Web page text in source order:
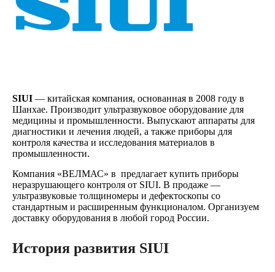
SIUI — китайская компания, основанная в 2008 году в
Шанхае. Производит ультразвуковое оборудование для
медицины и промышленности. Выпускают аппараты для
диагностики и лечения людей, а также приборы для
контроля качества и исследования материалов в
промышленности.
Компания «ВЕЛМАС» в предлагает купить приборы
неразрушающего контроля от SIUI. В продаже —
ультразвуковые толщиномеры и дефектоскопы со
стандартным и расширенным функционалом. Организуем
доставку оборудования в любой город России.
История развития SIUI